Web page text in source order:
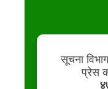
सूचना
प्रेस